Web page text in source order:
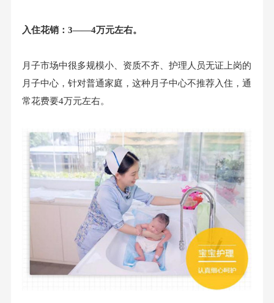
入住花销：3——4万元左右。
月子市场中很多规模小、资质不齐、护理人员无证上岗的
月子中心，针对普通家庭，这种月子中心不推荐入住，通
常花费要4万元左右。